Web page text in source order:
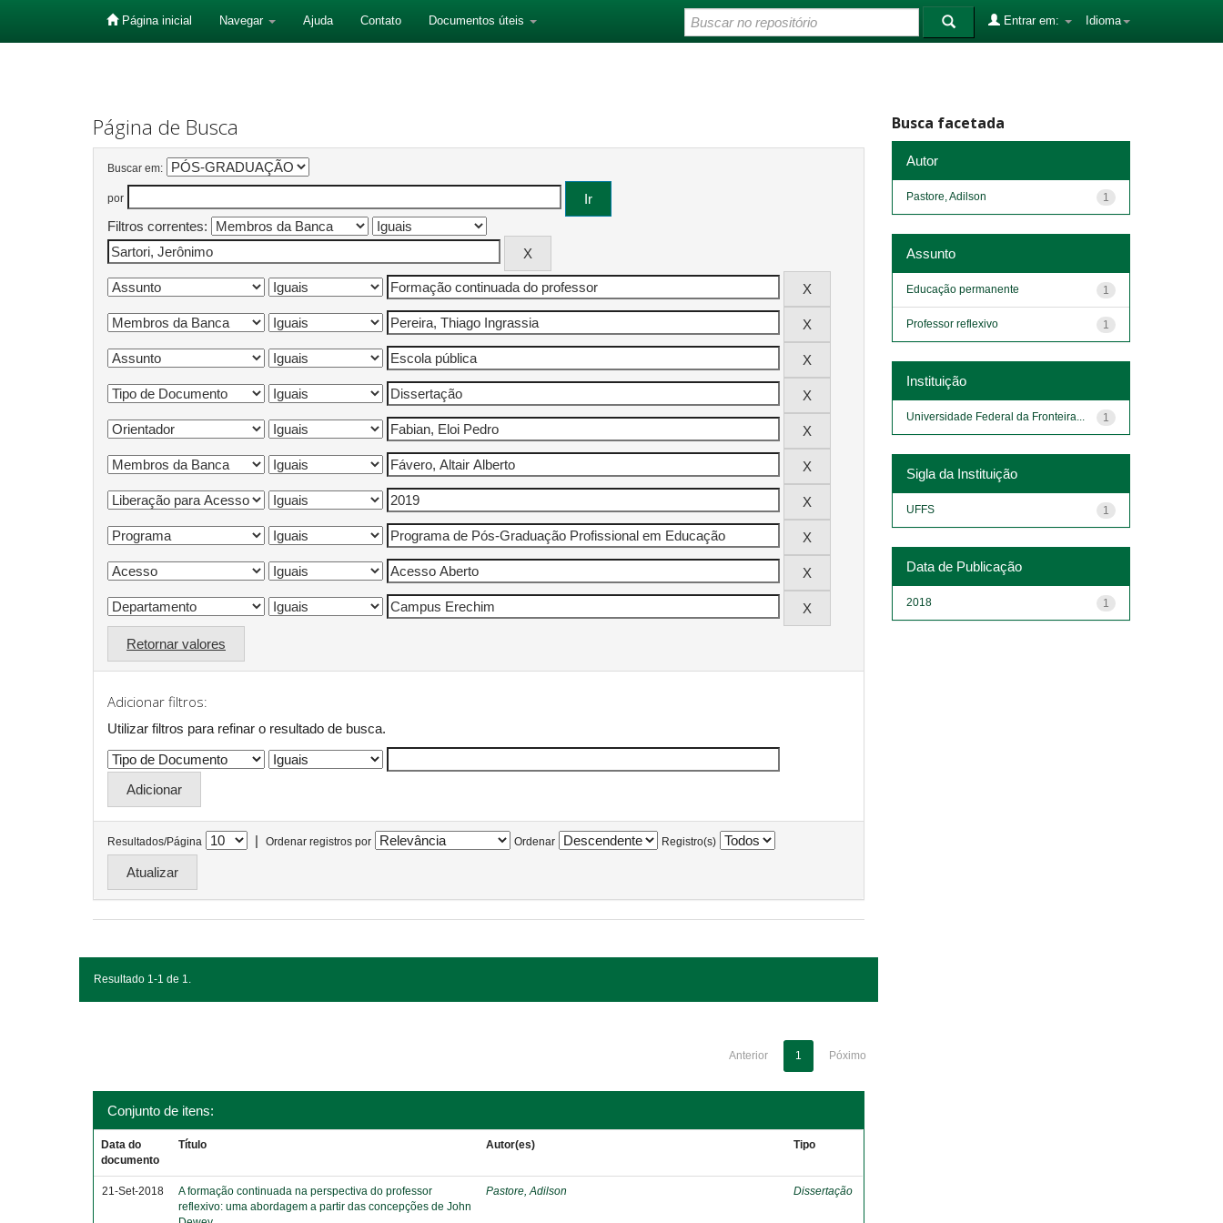
Página inicial Navegar Ajuda Contato Documentos úteis Idioma
Entrar em:
Página de Busca
Buscar em:
por
Filtros correntes:
Retornar valores
Adicionar filtros:
Utilizar filtros para refinar o resultado de busca.
Resultados/Página | Ordenar registros por Ordenar Registro(s)
Resultado 1-1 de 1.
Anterior 1 Póximo
Conjunto de itens:
Data do
documento
Título Autor(es) Tipo
21-Set-2018
A formação continuada na perspectiva do professor
reflexivo: uma abordagem a partir das concepções de John
Pastore, Adilson Dissertação
Busca facetada
Autor
1
Pastore, Adilson
Assunto
1
Educação permanente
1
Professor reflexivo
Instituição
1
Universidade Federal da Fronteira...
Sigla da Instituição
1
UFFS
Data de Publicação
1
2018